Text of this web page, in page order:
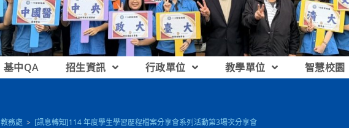
基中QA 招生資訊 行政單位 教學單位 智慧校園
教務處 > [訊息轉知]114 年度學生學習歷程檔案分享會系列活動第3場次分享會